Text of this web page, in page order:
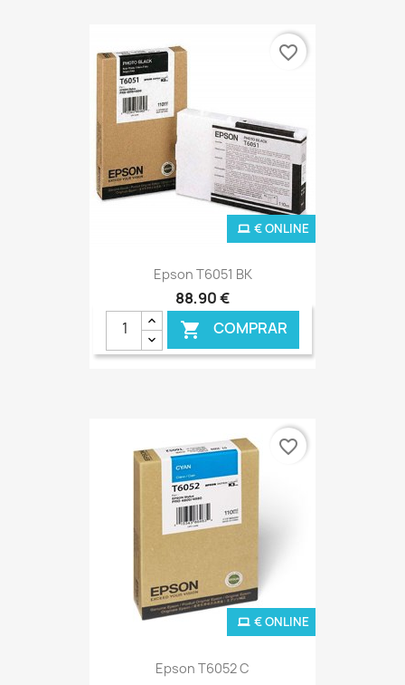
Epson T6051 BK
88,90 €
 COMPRAR
€ ONLINE
favorite_border
Epson T6052 C
€ ONLINE
favorite_border